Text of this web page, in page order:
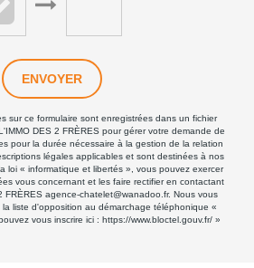
ENVOYER
sur ce formulaire sont enregistrées dans un fichier
DES 2 FRÈRES pour gérer votre demande de
pour la durée nécessaire à la gestion de la relation
légales applicables et sont destinées à nos
loi « informatique et libertés », vous pouvez exercer
vous concernant et les faire rectifier en contactant
FRÈRES agence-chatelet@wanadoo.fr. Nous vous
liste d'opposition au démarchage téléphonique «
vous inscrire ici : https://www.bloctel.gouv.fr/»